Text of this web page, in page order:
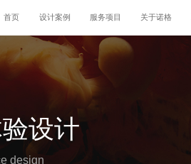
首页 设计案例 服务项目 关于诺格
设计
design